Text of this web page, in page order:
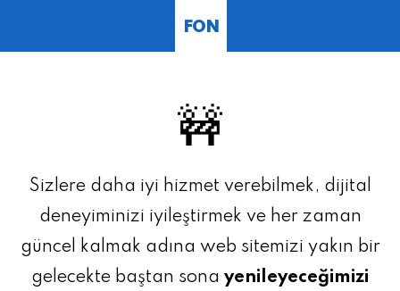
FON
🚧
Sizlere daha iyi hizmet verebilmek, dijital
deneyiminizi iyileştirmek ve her zaman
güncel kalmak adına web sitemizi yakın bir
gelecekte baştan sona yenileyeceğimizi